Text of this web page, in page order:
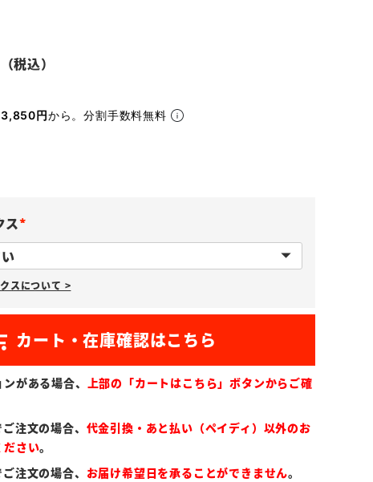
3,850円から。分割手数料無料
ス
(
必
スについて >
がある場合、
上部の「カートはこちら」ボタンからご確
注文の場合、 代金引換・あと払い（ペイディ）以外のお
ださい。
注文の場合、 お届け希望日を承ることができません。